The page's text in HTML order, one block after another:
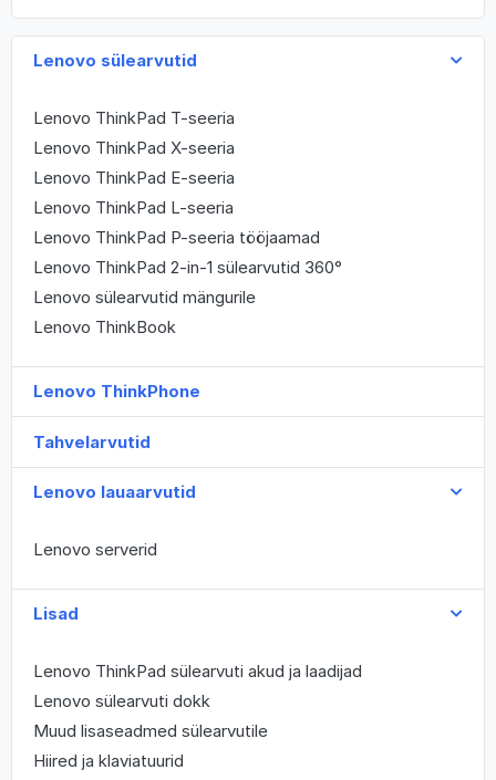
Lenovo sülearvutid
Lenovo ThinkPad T-seeria
Lenovo ThinkPad X-seeria
Lenovo ThinkPad E-seeria
Lenovo ThinkPad L-seeria
Lenovo ThinkPad P-seeria tööjaamad
Lenovo ThinkPad 2-in-1 sülearvutid 360°
Lenovo sülearvutid mängurile
Lenovo ThinkBook
Lenovo ThinkPhone
Tahvelarvutid
Lenovo lauaarvutid
Lenovo serverid
Lisad
Lenovo ThinkPad sülearvuti akud ja laadijad
Lenovo sülearvuti dokk
Muud lisaseadmed sülearvutile
Hiired ja klaviatuurid